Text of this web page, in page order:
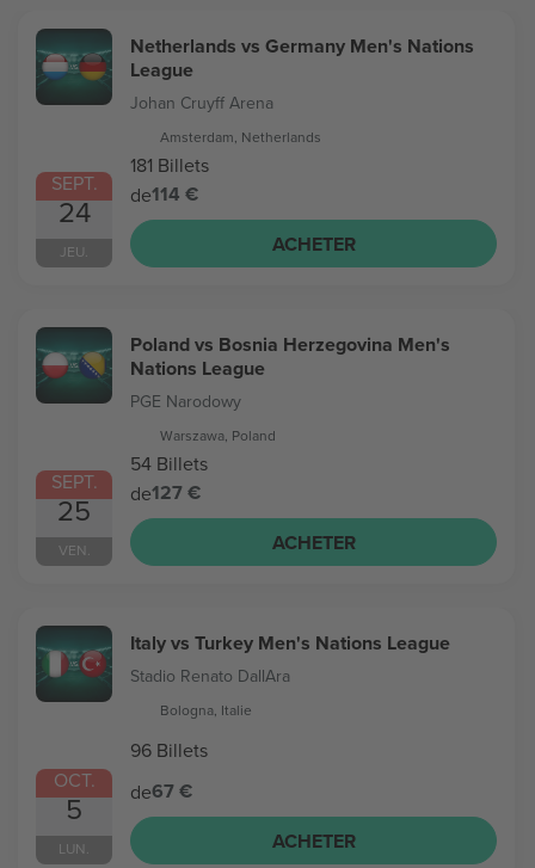
SEPT.
24
JEU.
Netherlands vs Germany Men's Nations
League
Johan Cruyff Arena
Amsterdam, Netherlands
181 Billets
de114 €
ACHETER
SEPT.
25
VEN.
Poland vs Bosnia Herzegovina Men's
Nations League
PGE Narodowy
Warszawa, Poland
54 Billets
de127 €
ACHETER
OCT.
5
LUN.
Italy vs Turkey Men's Nations League
Stadio Renato DallAra
Bologna, Italie
96 Billets
de67 €
ACHETER